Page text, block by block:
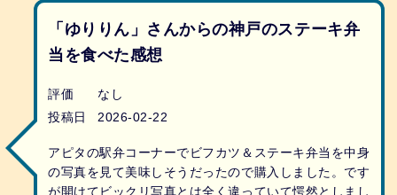
「ゆりりん」さんからの神戸のステーキ弁
当を食べた感想
評価
なし
投稿日
2026-02-22
アピタの駅弁コーナーでビフカツ＆ステーキ弁当を中身
の写真を見て美味しそうだったので購入しました。です
が開けてビックリ写真とは全く違っていて愕然としまし